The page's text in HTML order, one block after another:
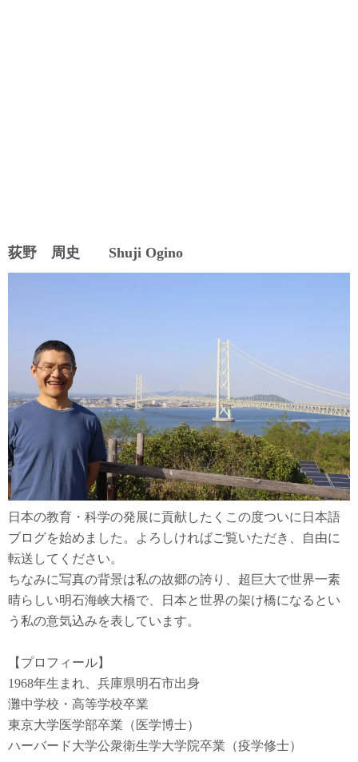
荻野 周史 Shuji Ogino
日本の教育・科学の発展に貢献したくこの度ついに日本語
ブログを始めました。よろしければご覧いただき、自由に
転送してください。
ちなみに写真の背景は私の故郷の誇り、超巨大で世界一素
晴らしい明石海峡大橋で、日本と世界の架け橋になるとい
う私の意気込みを表しています。
【プロフィール】
1968年生まれ、兵庫県明石市出身
灘中学校・高等学校卒業
東京大学医学部卒業（医学博士）
ハーバード大学公衆衛生学大学院卒業（疫学修士）